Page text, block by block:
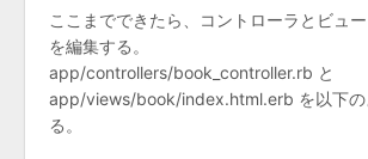
ここまでできたら、コントローラとビュ
を編集する。
app/controllers/book_controller.rb と
app/views/book/index.html.erb を以下の
る。